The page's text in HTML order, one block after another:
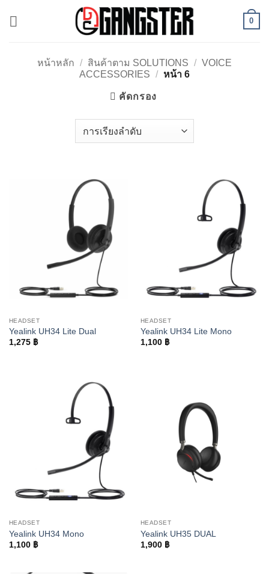
0
หน้าหลัก / สินค้าตาม SOLUTIONS / VOICE
ACCESSORIES / หน้า 6
คัดกรอง
HEADSET
Yealink UH34 Lite Dual
1,275 ฿
HEADSET
Yealink UH34 Lite Mono
1,100 ฿
HEADSET
Yealink UH34 Mono
1,100 ฿
HEADSET
Yealink UH35 DUAL
1,900 ฿